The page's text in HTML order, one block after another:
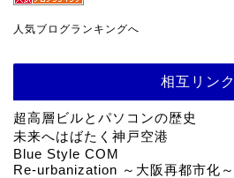
人気ブログランキングへ
相互リンク
超高層ビルとパソコンの歴史
未来へはばたく神戸空港
Blue Style COM
Re-urbanization ～大阪再都市化～